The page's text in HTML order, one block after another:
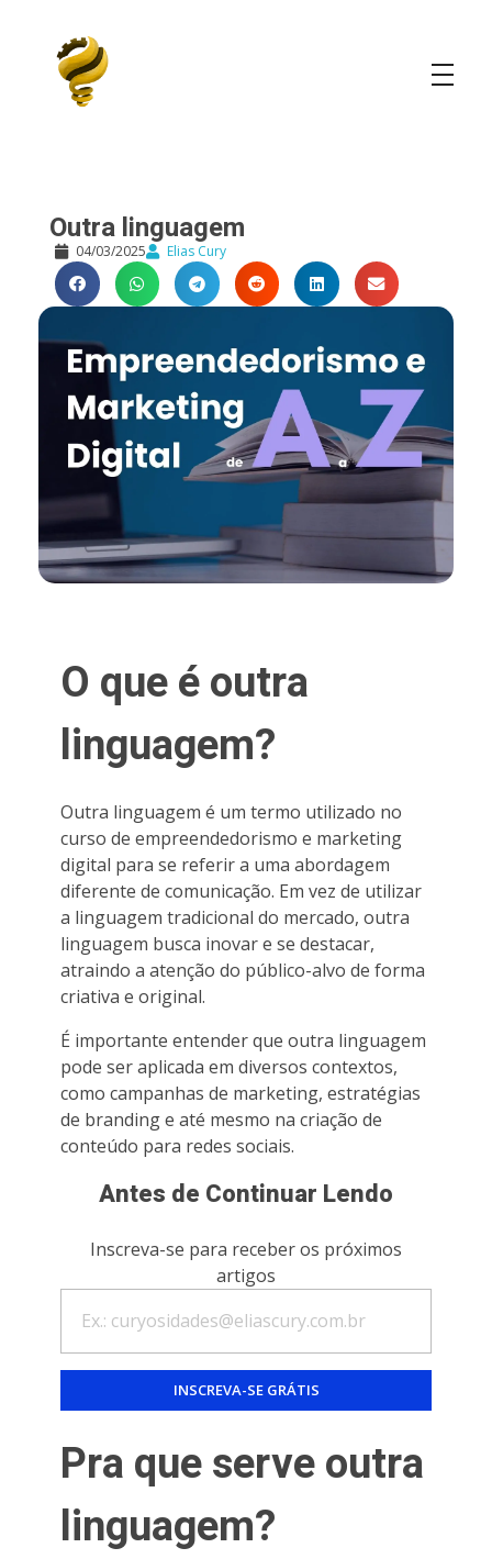
Outra linguagem
04/03/2025 Elias Cury
O que é outra
linguagem?
Outra linguagem é um termo utilizado no
curso de empreendedorismo e marketing
digital para se referir a uma abordagem
diferente de comunicação. Em vez de utilizar
a linguagem tradicional do mercado, outra
linguagem busca inovar e se destacar,
atraindo a atenção do público-alvo de forma
criativa e original.
É importante entender que outra linguagem
pode ser aplicada em diversos contextos,
como campanhas de marketing, estratégias
de branding e até mesmo na criação de
conteúdo para redes sociais.
Antes de Continuar Lendo
Inscreva-se para receber os próximos
artigos
Pra que serve outra
linguagem?